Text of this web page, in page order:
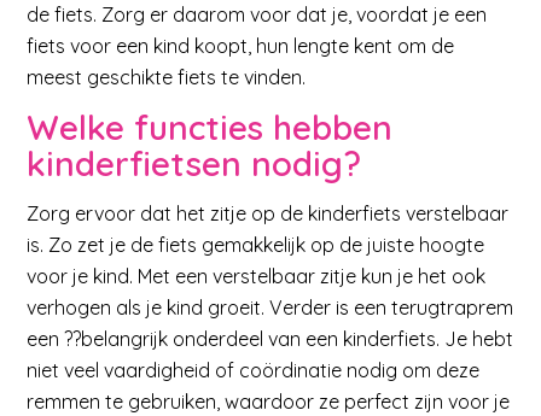
de fiets. Zorg er daarom voor dat je, voordat je een
fiets voor een kind koopt, hun lengte kent om de
meest geschikte fiets te vinden.
Welke functies hebben
kinderfietsen nodig?
Zorg ervoor dat het zitje op de kinderfiets verstelbaar
is. Zo zet je de fiets gemakkelijk op de juiste hoogte
voor je kind. Met een verstelbaar zitje kun je het ook
verhogen als je kind groeit. Verder is een terugtraprem
een ??belangrijk onderdeel van een kinderfiets. Je hebt
niet veel vaardigheid of coördinatie nodig om deze
remmen te gebruiken, waardoor ze perfect zijn voor je